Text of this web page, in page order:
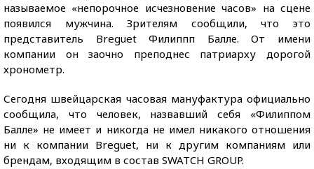
называемое «непорочное исчезновение часов» на сцене
появился мужчина. Зрителям сообщили, что это
представитель Breguet Филиппп Балле. От имени
компании он заочно преподнес патриарху дорогой
хронометр.
Сегодня швейцарская часовая мануфактура официально
сообщила, что человек, назвавший себя «Филиппом
Балле» не имеет и никогда не имел никакого отношения
ни к компании Breguet, ни к другим компаниям или
брендам, входящим в состав SWATCH GROUP.